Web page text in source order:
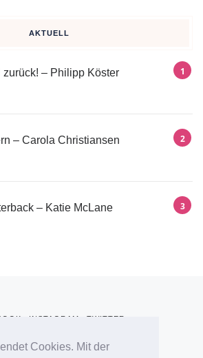
Cookies. Mit der
AKTUELL
– Philipp Köster
– Carola Christiansen
– Katie McLane
INSTAGRAM TWITTER